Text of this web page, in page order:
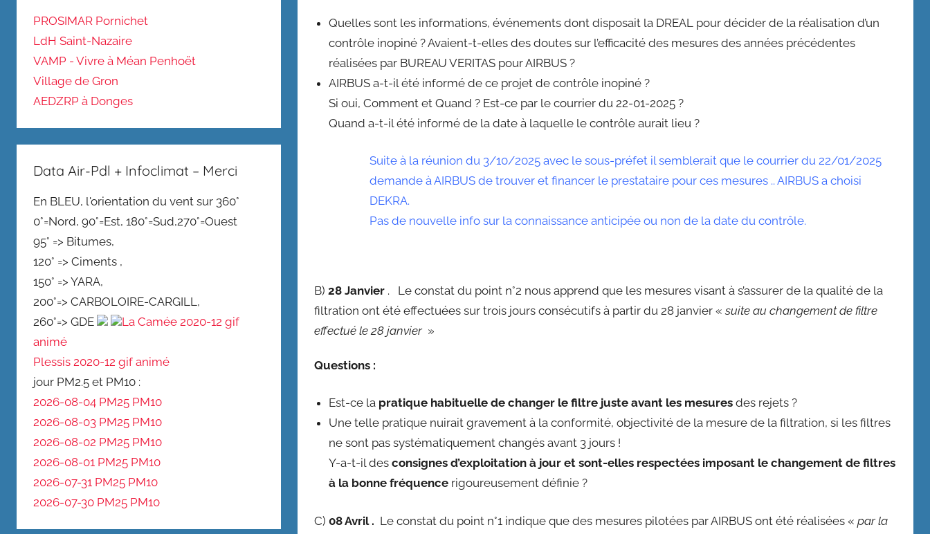
Quelles sont les informations, événements dont disposait la DREAL pour décider de la réalisation d’un
contrôle inopiné ? Avaient-t-elles des doutes sur l’efficacité des mesures des années précédentes
réalisées par BUREAU VERITAS pour AIRBUS ?
AIRBUS a-t-il été informé de ce projet de contrôle inopiné ?
Si oui, Comment et Quand ? Est-ce par le courrier du 22-01-2025 ?
Quand a-t-il été informé de la date à laquelle le contrôle aurait lieu ?
Suite à la réunion du 3/10/2025 avec le sous-préfet il semblerait que le courrier du 22/01/2025
demande à AIRBUS de trouver et financer le prestataire pour ces mesures .. AIRBUS a choisi
DEKRA.
Pas de nouvelle info sur la connaissance anticipée ou non de la date du contrôle.
B) 28 Janvier. Le constat du point n°2 nous apprend que les mesures visant à s’assurer de la qualité de la
filtration ont été effectuées sur trois jours consécutifs à partir du 28 janvier «suite au changement de filtre
effectué le 28 janvier»
Questions :
Est-ce la pratique habituelle de changer le filtre juste avant les mesuresdes rejets ?
Une telle pratique nuirait gravement à la conformité, objectivité de la mesure de la filtration, si les filtres
ne sont pas systématiquement changés avant 3 jours !
Y-a-t-il des consignes d’exploitation à jour et sont-elles respectées imposant le changement de filtres
à la bonne fréquencerigoureusement définie ?
C) 08 Avril . Le constat du point n°1 indique que des mesures pilotées par AIRBUS ont été réalisées « par la
PROSIMAR Pornichet
LdH Saint-Nazaire
VAMP - Vivre à Méan Penhoët
Village de Gron
AEDZRP à Donges
Data Air-Pdl + Infoclimat – Merci
En BLEU, l'orientation du vent sur 360°
0°=Nord, 90°=Est, 180°=Sud,270°=Ouest
95° => Bitumes,
120° => Ciments ,
150° => YARA,
200°=> CARBOLOIRE-CARGILL,
260°=> GDE
La Camée 2020-12 gif
animé
Plessis 2020-12 gif animé
jour PM2.5 et PM10 :
2026-08-04 PM25 PM10
2026-08-03 PM25 PM10
2026-08-02 PM25 PM10
2026-08-01 PM25 PM10
2026-07-31 PM25 PM10
2026-07-30 PM25 PM10